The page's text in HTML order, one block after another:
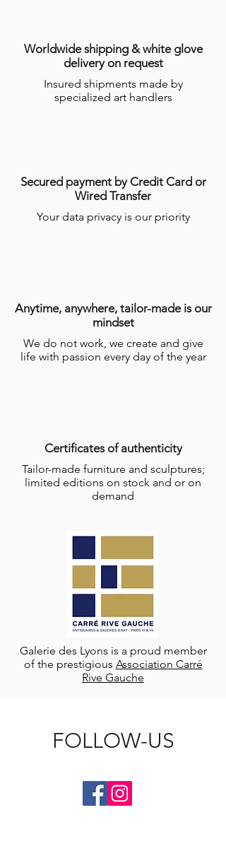
l’Acheteur du délai dans lequel le
Produit devrait être expédié, étant
précisé que certains Produits nécessitent
un temps de réalisation de plusieurs
semaines par les Artisans.
Worldwide shipping & white glove
delivery on request
Insured shipments made by
specialized art handlers
Secured payment by Credit Card or
Wired Transfer
Your data privacy is our priority
Anytime, anywhere, tailor-made is our
mindset
We do not work, we create and give
life with passion every day of the year
Certificates of authenticity
Tailor-made furniture and sculptures;
limited editions on stock and or on
demand
Galerie des Lyons is a proud member
of the prestigious Association Carré
Rive Gauche
FOLLOW-US